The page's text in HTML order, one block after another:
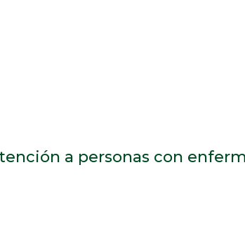
a personas con